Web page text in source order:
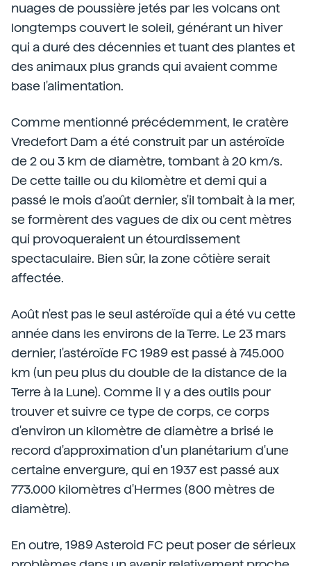
nuages de poussière jetés par les volcans ont
longtemps couvert le soleil, générant un hiver
qui a duré des décennies et tuant des plantes et
des animaux plus grands qui avaient comme
base l'alimentation.
Comme mentionné précédemment, le cratère
Vredefort Dam a été construit par un astéroïde
de 2 ou 3 km de diamètre, tombant à 20 km/s.
De cette taille ou du kilomètre et demi qui a
passé le mois d'août dernier, s'il tombait à la mer,
se formèrent des vagues de dix ou cent mètres
qui provoqueraient un étourdissement
spectaculaire. Bien sûr, la zone côtière serait
affectée.
Août n'est pas le seul astéroïde qui a été vu cette
année dans les environs de la Terre. Le 23 mars
dernier, l'astéroïde FC 1989 est passé à 745.000
km (un peu plus du double de la distance de la
Terre à la Lune). Comme il y a des outils pour
trouver et suivre ce type de corps, ce corps
d'environ un kilomètre de diamètre a brisé le
record d'approximation d'un planétarium d'une
certaine envergure, qui en 1937 est passé aux
773.000 kilomètres d'Hermes (800 mètres de
diamètre).
En outre, 1989 Asteroid FC peut poser de sérieux